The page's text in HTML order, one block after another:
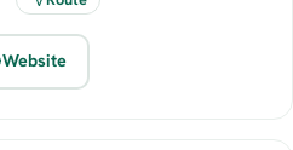
Website